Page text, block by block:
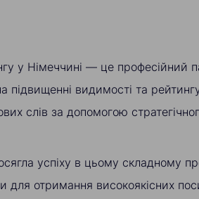
у Німеччині — це професійний
підвищенні видимості та
слів за допомогою
успіху в цьому складному
для отримання високоякісних